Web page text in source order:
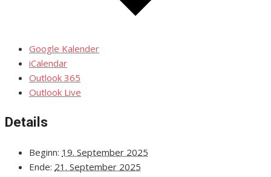
Google Kalender
iCalendar
Outlook 365
Outlook Live
Details
Beginn: 19. September 2025
Ende: 21. September 2025